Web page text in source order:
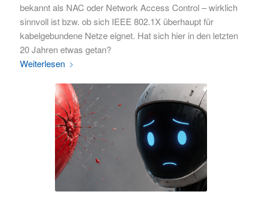
bekannt als NAC oder Network Access Control – wirklich
sinnvoll ist bzw. ob sich IEEE 802.1X überhaupt für
kabelgebundene Netze eignet. Hat sich hier in den letzten
20 Jahren etwas getan?
Weiterlesen